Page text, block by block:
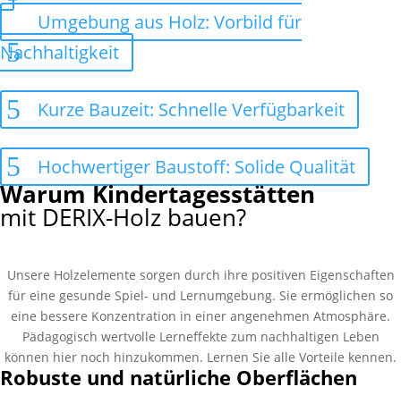
Umgebung aus Holz: Vorbild für
Nachhaltigkeit
Kurze Bauzeit: Schnelle Verfügbarkeit
Hochwertiger Baustoff: Solide Qualität
Warum Kindertagesstätten
mit DERIX-Holz bauen?
Unsere Holzelemente sorgen durch ihre positiven Eigen­schaften
für eine gesunde Spiel- und Lernum­gebung. Sie ermöglichen so
eine bessere Konzen­tration in einer angenehmen Atmos­phäre.
Pädagogisch wertvolle Lern­effekte zum nachhaltigen Leben
können hier noch hinzu­kommen. Lernen Sie alle Vorteile kennen.
Robuste und natürliche Oberflächen